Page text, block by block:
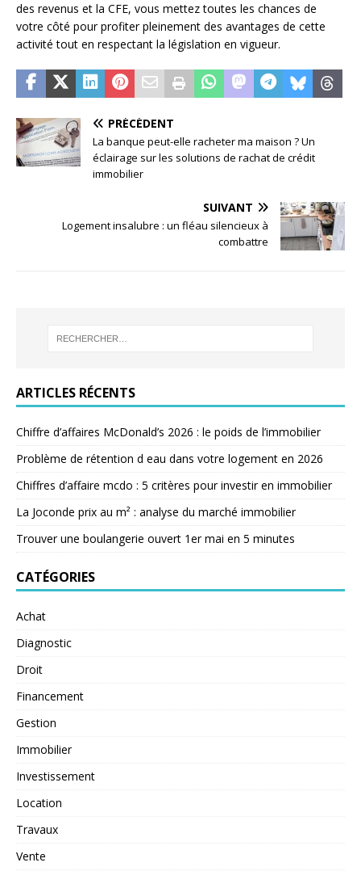
des revenus et la CFE, vous mettez toutes les chances de
votre côté pour profiter pleinement des avantages de cette
activité tout en respectant la législation en vigueur.
PRÉCÉDENT
La banque peut-elle racheter ma maison ? Un
éclairage sur les solutions de rachat de crédit
immobilier
SUIVANT
Logement insalubre : un fléau silencieux à
combattre
ARTICLES RÉCENTS
Chiffre d’affaires McDonald’s 2026 : le poids de l’immobilier
Problème de rétention d eau dans votre logement en 2026
Chiffres d’affaire mcdo : 5 critères pour investir en immobilier
La Joconde prix au m² : analyse du marché immobilier
Trouver une boulangerie ouvert 1er mai en 5 minutes
CATÉGORIES
Achat
Diagnostic
Droit
Financement
Gestion
Immobilier
Investissement
Location
Travaux
Vente